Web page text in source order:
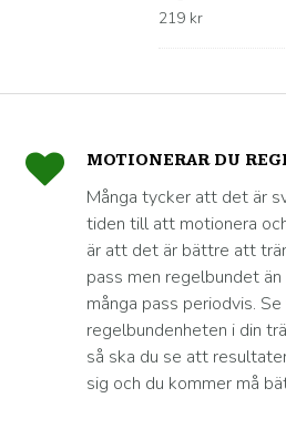
219 kr
MOTIONERAR DU
Många tycker att det är
tiden till att motionera
är att det är bättre att
pass men regelbundet
många pass periodvis.
regelbundenheten i din
så ska du se att
sig och du kommer må